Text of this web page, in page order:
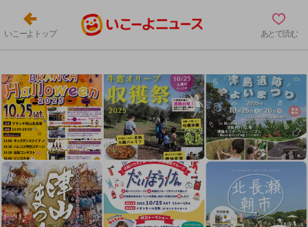
いこーよトップ あとで読む